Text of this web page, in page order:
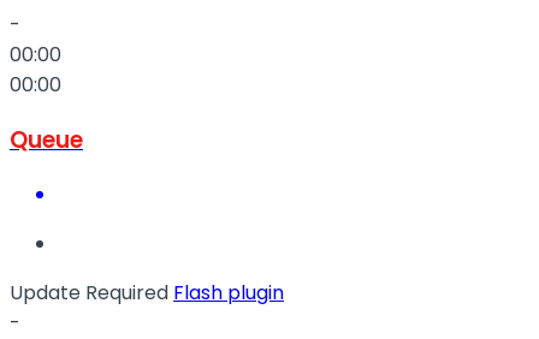
-
00:00
00:00
Queue
Update Required Flash plugin
-